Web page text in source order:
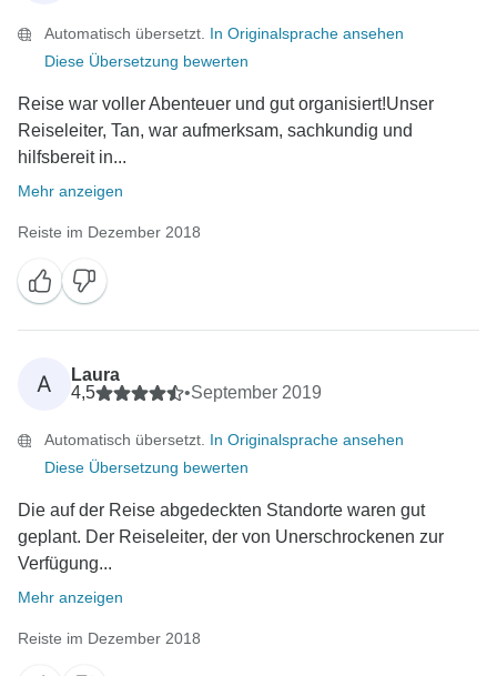
Automatisch übersetzt. In Originalsprache ansehen
Diese Übersetzung bewerten
Reise war voller Abenteuer und gut organisiert!Unser
Reiseleiter, Tan, war aufmerksam, sachkundig und
hilfsbereit in...
Mehr anzeigen
Reiste im Dezember 2018
A
Laura
4,5
•September 2019
Automatisch übersetzt. In Originalsprache ansehen
Diese Übersetzung bewerten
Die auf der Reise abgedeckten Standorte waren gut
geplant. Der Reiseleiter, der von Unerschrockenen zur
Verfügung...
Mehr anzeigen
Reiste im Dezember 2018